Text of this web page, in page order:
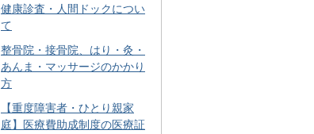
健康診査・人間ドックについ
て
整骨院・接骨院、はり・灸・
あんま・マッサージのかかり
方
【重度障害者・ひとり親家
庭】医療費助成制度の医療証